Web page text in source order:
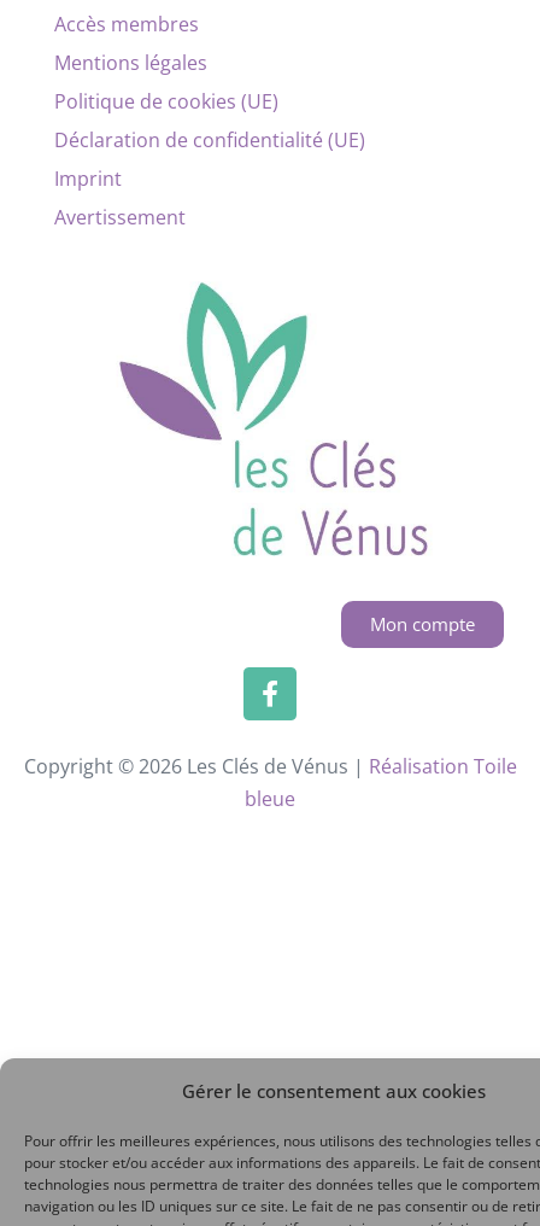
Gérer le consentement aux cookies
Pour offrir les meilleures expériences, nous utilisons des technologies telles
pour stocker et/ou accéder aux informations des appareils. Le fait de
technologies nous permettra de traiter des données telles que le
navigation ou les ID uniques sur ce site. Le fait de ne pas consentir ou de
Accès membres
Mentions légales
Politique de cookies (UE)
Déclaration de confidentialité (UE)
Imprint
Avertissement
Mon compte
Copyright © 2026 Les Clés de Vénus | Réalisation Toile
bleue